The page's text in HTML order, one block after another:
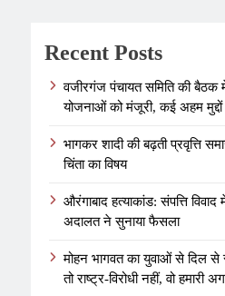
Recent Posts
वजीरगंज पंचायत समिति की बैठक
योजनाओं को मंजूरी, कई अहम मुद्दों
भागकर शादी की बढ़ती प्रवृत्ति
चिंता का विषय
औरंगाबाद हत्याकांड: संपत्ति
अदालत ने सुनाया फैसला
मोहन भागवत का युवाओं से दिल से
तो राष्ट्र-विरोधी नहीं, वो हमारी